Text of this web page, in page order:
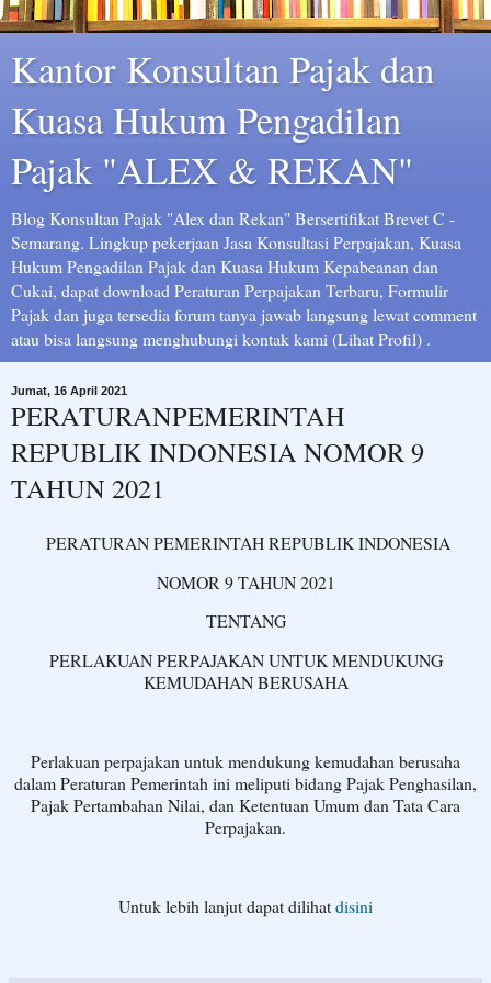
Kantor Konsultan Pajak dan
Kuasa Hukum Pengadilan
Pajak "ALEX & REKAN"
Blog Konsultan Pajak "Alex dan Rekan" Bersertifikat Brevet C -
Semarang. Lingkup pekerjaan Jasa Konsultasi Perpajakan, Kuasa
Hukum Pengadilan Pajak dan Kuasa Hukum Kepabeanan dan
Cukai, dapat download Peraturan Perpajakan Terbaru, Formulir
Pajak dan juga tersedia forum tanya jawab langsung lewat comment
atau bisa langsung menghubungi kontak kami (Lihat Profil) .
Jumat, 16 April 2021
PERATURANPEMERINTAH
REPUBLIK INDONESIA NOMOR 9
TAHUN 2021
PERATURAN PEMERINTAH REPUBLIK INDONESIA
NOMOR 9 TAHUN 2021
TENTANG
PERLAKUAN PERPAJAKAN UNTUK MENDUKUNG
KEMUDAHAN BERUSAHA
Perlakuan perpajakan untuk mendukung kemudahan berusaha
dalam Peraturan Pemerintah ini meliputi bidang Pajak Penghasilan,
Pajak Pertambahan Nilai, dan Ketentuan Umum dan Tata Cara
Perpajakan.
Untuk lebih lanjut dapat dilihatdisini